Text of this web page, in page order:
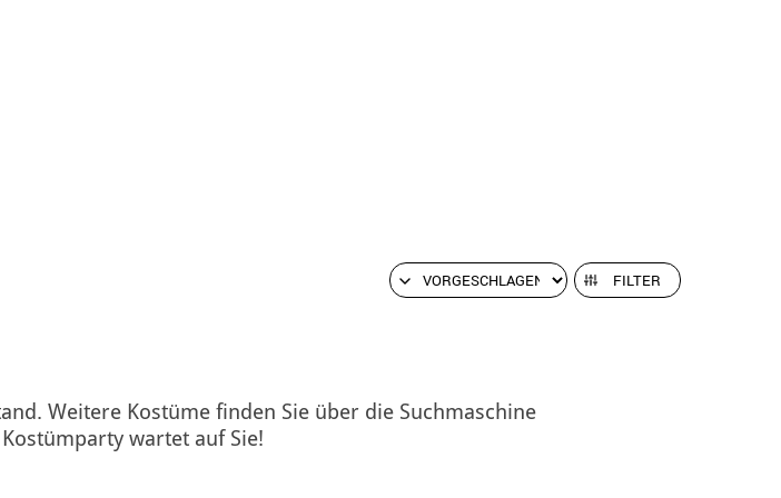
FILTER
Weitere Kostüme finden Sie über die Suchmaschine
wartet auf Sie!